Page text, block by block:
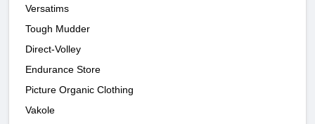
Versatims
Tough Mudder
Direct-Volley
Endurance Store
Picture Organic Clothing
Vakole